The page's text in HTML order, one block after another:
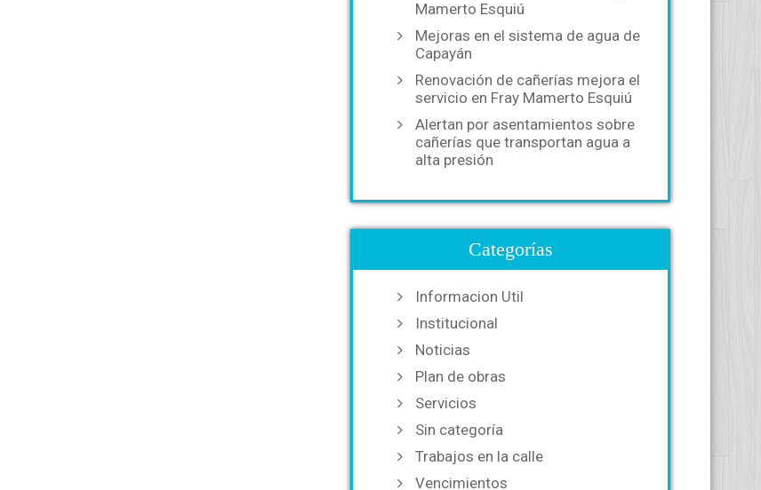
Mamerto Esquiú
Mejoras en el sistema de agua de
Capayán
Renovación de cañerías mejora el
servicio en Fray Mamerto Esquiú
Alertan por asentamientos sobre
cañerías que transportan agua a
alta presión
Categorías
Informacion Util
Institucional
Noticias
Plan de obras
Servicios
Sin categoría
Trabajos en la calle
Vencimientos